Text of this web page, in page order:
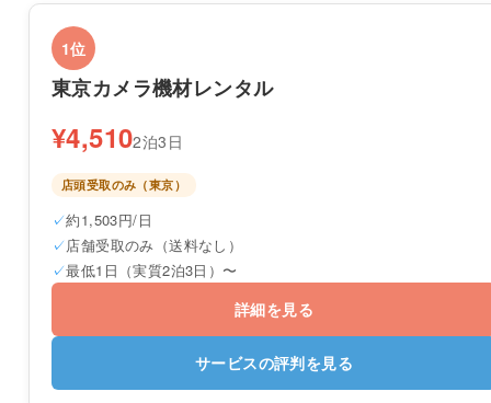
1位
東京カメラ機材レンタル
¥4,5102泊3日
店頭受取のみ（東京）
約1,503円/日
店舗受取のみ（送料なし）
最低1日（実質2泊3日）〜
詳細を見る
サービスの評判を見る